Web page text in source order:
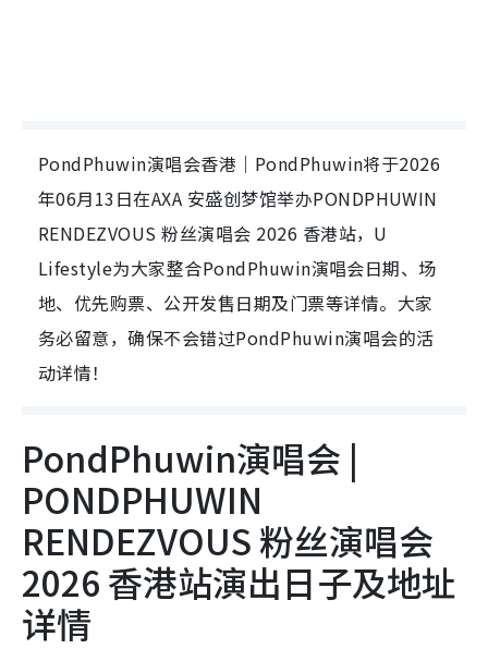
PondPhuwin演唱会香港｜PondPhuwin将于2026
年06月13日在AXA 安盛创梦馆举办PONDPHUWIN
RENDEZVOUS 粉丝演唱会 2026 香港站，U
Lifestyle为大家整合PondPhuwin演唱会日期、场
地、优先购票、公开发售日期及门票等详情。大家
务必留意，确保不会错过PondPhuwin演唱会的活
动详情！
PondPhuwin演唱会 |
PONDPHUWIN
RENDEZVOUS 粉丝演唱会
2026 香港站演出日子及地址
详情